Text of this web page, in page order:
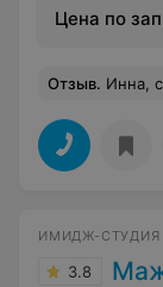
Цена по
Отзыв. Инна, спасибо
ИМИДЖ-СТУДИЯ
3.8